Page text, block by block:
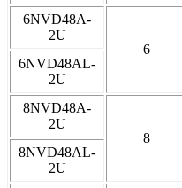
6NVD48A-
2U
6
6NVD48AL-
2U
8NVD48A-
2U
8
8NVD48AL-
2U